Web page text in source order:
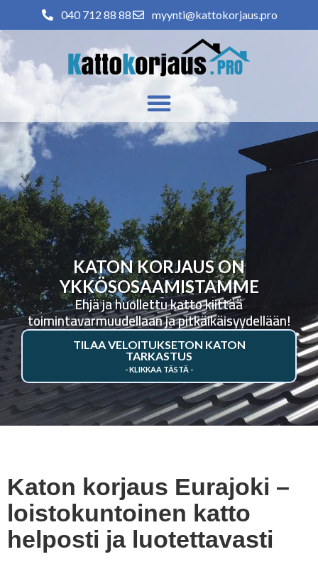
040 712 88 88 myynti@kattokorjaus.pro
KATON KORJAUS ON
YKKÖSOSAAMISTAMME
Ehjä ja huollettu katto kiittää
toimintavarmuudellaan ja pitkäikäisyydellään!
TILAA VELOITUKSETON KATON
TARKASTUS
Katon korjaus Eurajoki –
loistokuntoinen katto
helposti ja luotettavasti